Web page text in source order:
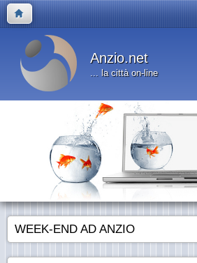
Anzio.net
... la città on-line
WEEK-END AD ANZIO